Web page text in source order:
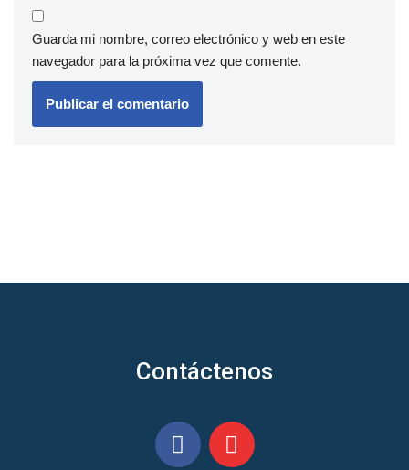
Guarda mi nombre, correo electrónico y web en este
navegador para la próxima vez que comente.
Contáctenos